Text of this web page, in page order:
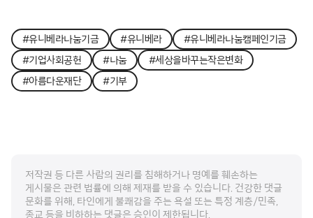
#유니베라나눔기금 #유니베라
#유니베라나눔캠페인기금
#기업사회공헌
#나눔
#세상을바꾸는작은변화
#아름다운재단
#기부